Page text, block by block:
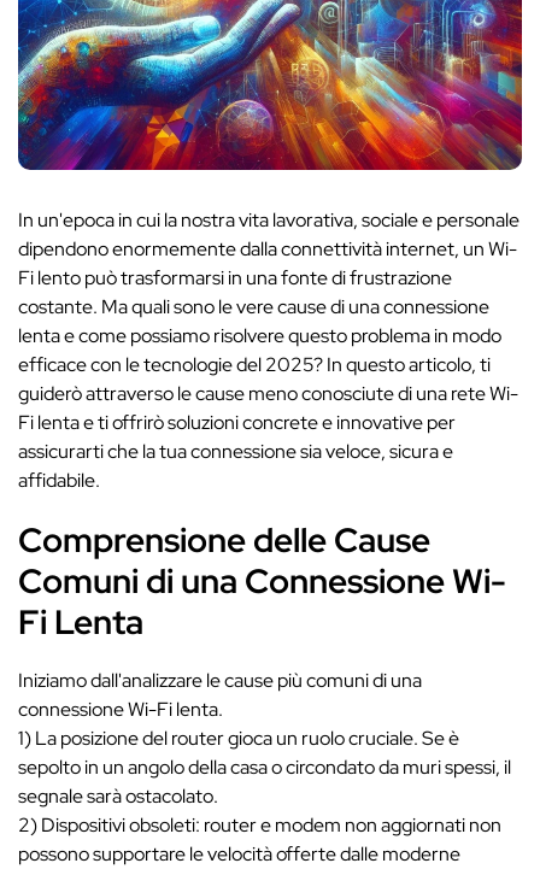
In un'epoca in cui la nostra vita lavorativa, sociale e personale
dipendono enormemente dalla connettività internet, un Wi-
Fi lento può trasformarsi in una fonte di frustrazione
costante. Ma quali sono le vere cause di una connessione
lenta e come possiamo risolvere questo problema in modo
efficace con le tecnologie del 2025? In questo articolo, ti
guiderò attraverso le cause meno conosciute di una rete Wi-
Fi lenta e ti offrirò soluzioni concrete e innovative per
assicurarti che la tua connessione sia veloce, sicura e
affidabile.
Comprensione delle Cause
Comuni di una Connessione Wi-
Fi Lenta
Iniziamo dall'analizzare le cause più comuni di una
connessione Wi-Fi lenta.
1) La posizione del router gioca un ruolo cruciale. Se è
sepolto in un angolo della casa o circondato da muri spessi, il
segnale sarà ostacolato.
2) Dispositivi obsoleti: router e modem non aggiornati non
possono supportare le velocità offerte dalle moderne